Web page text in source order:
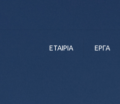
ΕΤΑΙΡΙΑ ΕΡΓΑ